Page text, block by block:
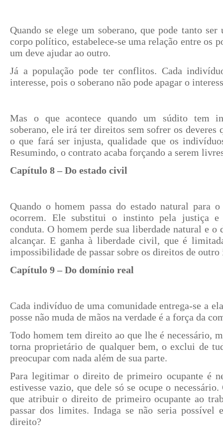
Quando se elege um soberano, que pode tanto
corpo político, estabelece-se uma relação entre os
um deve ajudar ao outro.
Já a população pode ter conflitos. Cada
interesse, pois o soberano não pode apagar o
Mas o que acontece quando um súdito tem
soberano, ele irá ter direitos sem sofrer os deveres
o que fará ser injusta, qualidade que os
Resumindo, o contrato acaba forçando a serem
Capítulo 8 – Do estado civil
Quando o homem passa do estado natural para
ocorrem. Ele substitui o instinto pela justiça
conduta. O homem perde sua liberdade natural e o
alcançar. E ganha à liberdade civil, que é
impossibilidade de passar sobre os direitos de
Capítulo 9 – Do domínio real
Cada indivíduo de uma comunidade entrega-se a
posse não muda de mãos na verdade é a força da
Todo homem tem direito ao que lhe é necessário,
torna proprietário de qualquer bem, o exclui de
preocupar com nada além de sua parte.
Para legitimar o direito de primeiro ocupante é
estivesse vazio, que dele só se ocupe o
que atribuir o direito de primeiro ocupante ao
passar dos limites. Indaga se não seria possível
direito?